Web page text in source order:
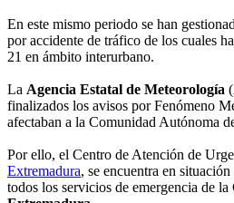
En este mismo periodo se han
por accidente de tráfico de los cuales
21 en ámbito interurbano.
La Agencia Estatal de Meteorología
finalizados los avisos por Fenómeno
afectaban a la Comunidad Autónoma
Por ello, el Centro de Atención de
Extremadura, se encuentra en
todos los servicios de emergencia de